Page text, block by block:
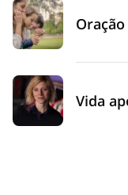
Oração
Vida